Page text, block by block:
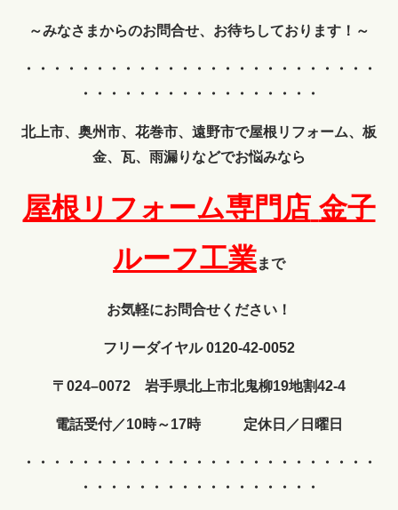
～みなさまからのお問合せ、お待ちしております！～
・・・・・・・・・・・・
・・・・・・・・・・・・・
・・・・・・・・・・・・・・・・・
北上市、奥州市、花巻市、遠野市で屋根リフォーム、板
金、瓦、雨漏りなどでお悩みなら
屋根リフォーム専門店 金子
ルーフ工業まで
お気軽にお問合せください！
フリーダイヤル 0120-42-0052
〒024–0072 岩手県北上市北鬼柳19地割42-4
電話受付／10時～17時 定休日／日曜日
・・・・・・・・・・・・
・・・・・・・・・・・・・
・・・・・・・・・・・・・・・・・